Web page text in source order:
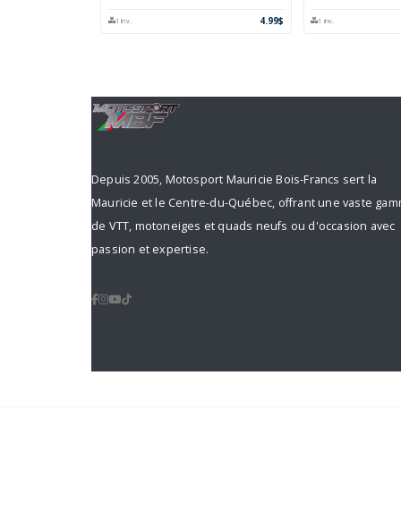
1 inv. 4.99$ 1 inv.
Depuis 2005, Motosport Mauricie Bois-Francs sert la
Mauricie et le Centre-du-Québec, offrant une vaste
de VTT, motoneiges et quads neufs ou d'occasion avec
passion et expertise.